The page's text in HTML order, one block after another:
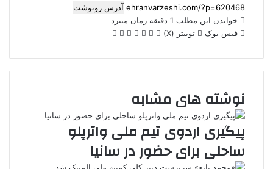
آدرس رونوشت
خواندن این مطلب 1 دقیقه زمان میبرد
فیس بوک
توییتر (X)
ل
ن
ک
ی
ا
م
ی
ن‌
ر
ت
د
د
K
o
t
ر
ی
ا
ه
پ
نوشته های مشابه
پیگیری اردوی تیم ملی واترپلو
ساحلی برای حضور در سانیا